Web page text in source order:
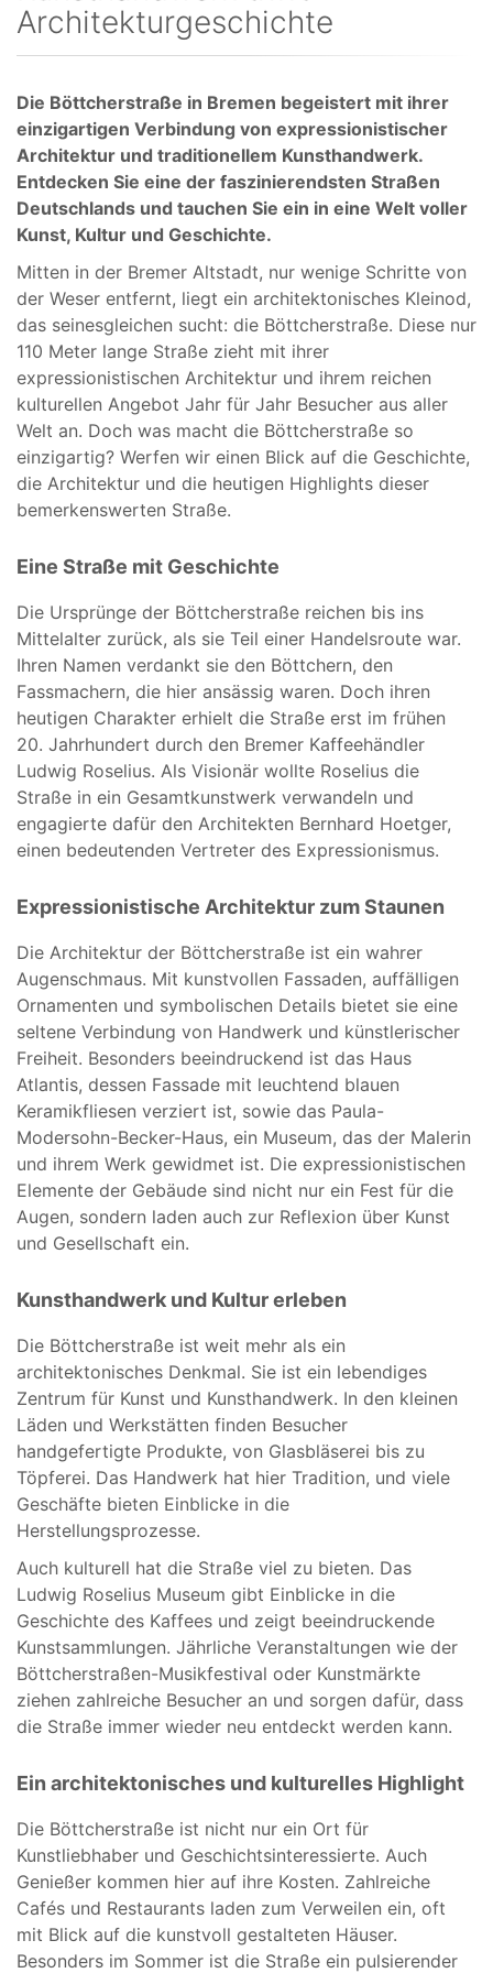
Architekturgeschichte
Die Böttcherstraße in Bremen begeistert mit ihrer
einzigartigen Verbindung von expressionistischer
Architektur und traditionellem Kunsthandwerk.
Entdecken Sie eine der faszinierendsten Straßen
Deutschlands und tauchen Sie ein in eine Welt voller
Kunst, Kultur und Geschichte.
Mitten in der Bremer Altstadt, nur wenige Schritte von
der Weser entfernt, liegt ein architektonisches Kleinod,
das seinesgleichen sucht: die Böttcherstraße. Diese nur
110 Meter lange Straße zieht mit ihrer
expressionistischen Architektur und ihrem reichen
kulturellen Angebot Jahr für Jahr Besucher aus aller
Welt an. Doch was macht die Böttcherstraße so
einzigartig? Werfen wir einen Blick auf die Geschichte,
die Architektur und die heutigen Highlights dieser
bemerkenswerten Straße.
Eine Straße mit Geschichte
Die Ursprünge der Böttcherstraße reichen bis ins
Mittelalter zurück, als sie Teil einer Handelsroute war.
Ihren Namen verdankt sie den Böttchern, den
Fassmachern, die hier ansässig waren. Doch ihren
heutigen Charakter erhielt die Straße erst im frühen
20. Jahrhundert durch den Bremer Kaffeehändler
Ludwig Roselius. Als Visionär wollte Roselius die
Straße in ein Gesamtkunstwerk verwandeln und
engagierte dafür den Architekten Bernhard Hoetger,
einen bedeutenden Vertreter des Expressionismus.
Expressionistische Architektur zum Staunen
Die Architektur der Böttcherstraße ist ein wahrer
Augenschmaus. Mit kunstvollen Fassaden, auffälligen
Ornamenten und symbolischen Details bietet sie eine
seltene Verbindung von Handwerk und künstlerischer
Freiheit. Besonders beeindruckend ist das Haus
Atlantis, dessen Fassade mit leuchtend blauen
Keramikfliesen verziert ist, sowie das Paula-
Modersohn-Becker-Haus, ein Museum, das der Malerin
und ihrem Werk gewidmet ist. Die expressionistischen
Elemente der Gebäude sind nicht nur ein Fest für die
Augen, sondern laden auch zur Reflexion über Kunst
und Gesellschaft ein.
Kunsthandwerk und Kultur erleben
Die Böttcherstraße ist weit mehr als ein
architektonisches Denkmal. Sie ist ein lebendiges
Zentrum für Kunst und Kunsthandwerk. In den kleinen
Läden und Werkstätten finden Besucher
handgefertigte Produkte, von Glasbläserei bis zu
Töpferei. Das Handwerk hat hier Tradition, und viele
Geschäfte bieten Einblicke in die
Herstellungsprozesse.
Auch kulturell hat die Straße viel zu bieten. Das
Ludwig Roselius Museum gibt Einblicke in die
Geschichte des Kaffees und zeigt beeindruckende
Kunstsammlungen. Jährliche Veranstaltungen wie der
Böttcherstraßen-Musikfestival oder Kunstmärkte
ziehen zahlreiche Besucher an und sorgen dafür, dass
die Straße immer wieder neu entdeckt werden kann.
Ein architektonisches und kulturelles Highlight
Die Böttcherstraße ist nicht nur ein Ort für
Kunstliebhaber und Geschichtsinteressierte. Auch
Genießer kommen hier auf ihre Kosten. Zahlreiche
Cafés und Restaurants laden zum Verweilen ein, oft
mit Blick auf die kunstvoll gestalteten Häuser.
Besonders im Sommer ist die Straße ein pulsierender